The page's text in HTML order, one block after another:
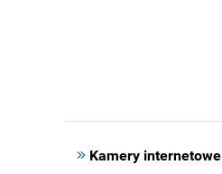
Kamery internetowe